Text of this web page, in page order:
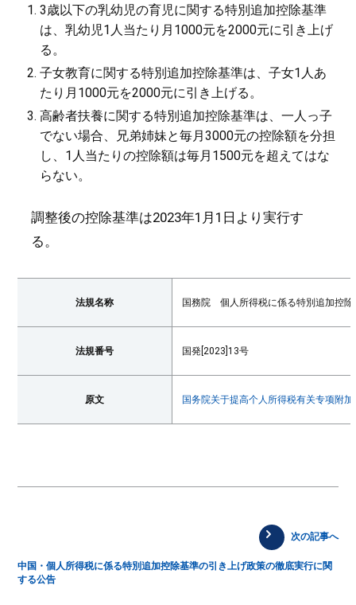
3歳以下の乳幼児の育児に関する特別追加控除基準
は、乳幼児1人当たり月1000元を2000元に引き上げ
る。
子女教育に関する特別追加控除基準は、子女1人あ
たり月1000元を2000元に引き上げる。
高齢者扶養に関する特別追加控除基準は、一人っ子
でない場合、兄弟姉妹と毎月3000元の控除額を分担
し、1人当たりの控除額は毎月1500元を超えてはな
らない。
調整後の控除基準は2023年1月1日より実行す
る。
法規名称 国務院 個人所得税に係る特別追加控除
法規番号 国発[2023]13号
原文 国务院关于提高个人所得税有关专项附
次の記事へ
中国・個人所得税に係る特別追加控除基準の引き上げ政策の徹底実行に関
する公告